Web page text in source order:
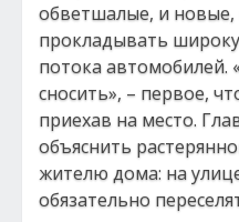
обветшалые, и
прокладывать
потока
сносить», – первое,
приехав на место.
объяснить
жителю дома: на
обязательно